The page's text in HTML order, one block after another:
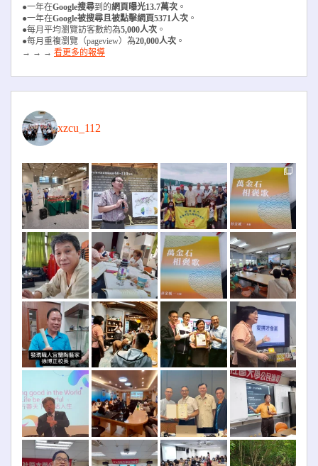
●一年在Google搜尋到的網頁曝光13.7萬次 。
●一年在Google被搜尋且被點擊網頁5371人次 。
●每月平均瀏覽訪客數約為5,000人次 。
●每月重複瀏覽（pageview）為20,000人次 。
→ → → 看更多的報導
xzcu_112